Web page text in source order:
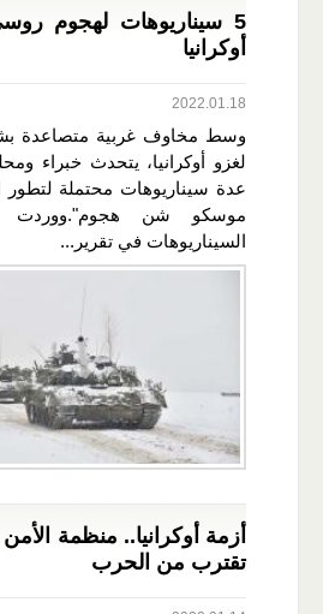
5 سيناريوهات لهجوم
أوكرانيا
2022.01.18
وسط مخاوف غربية متصاعدة
لغزو أوكرانيا، يتحدث خبراء
عدة سيناريوهات محتملة لتطور
موسكو شن
السيناريوهات في تقرير...
أزمة أوكرانيا.. منظمة الأمن
تقترب من الحرب